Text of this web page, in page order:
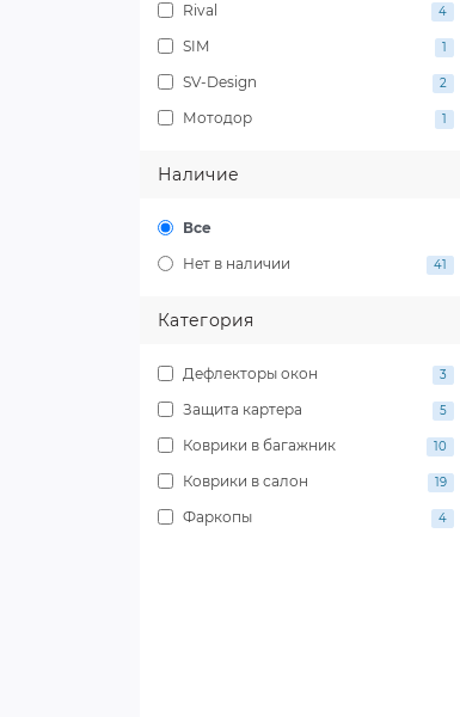
Rival 4
SIM 1
SV-Design 2
Мотодор 1
Наличие
Все
Нет в наличии
41
Категория
Дефлекторы окон 3
Защита картера 5
Коврики в багажник 10
Коврики в салон 19
Фаркопы 4